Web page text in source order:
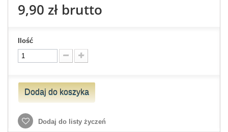
9,90 zł brutto
Ilość
Dodaj do koszyka
Dodaj do listy życzeń